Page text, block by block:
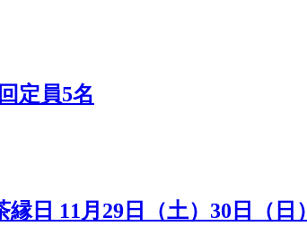
定員5名
日 11月29日（土）30日（日）